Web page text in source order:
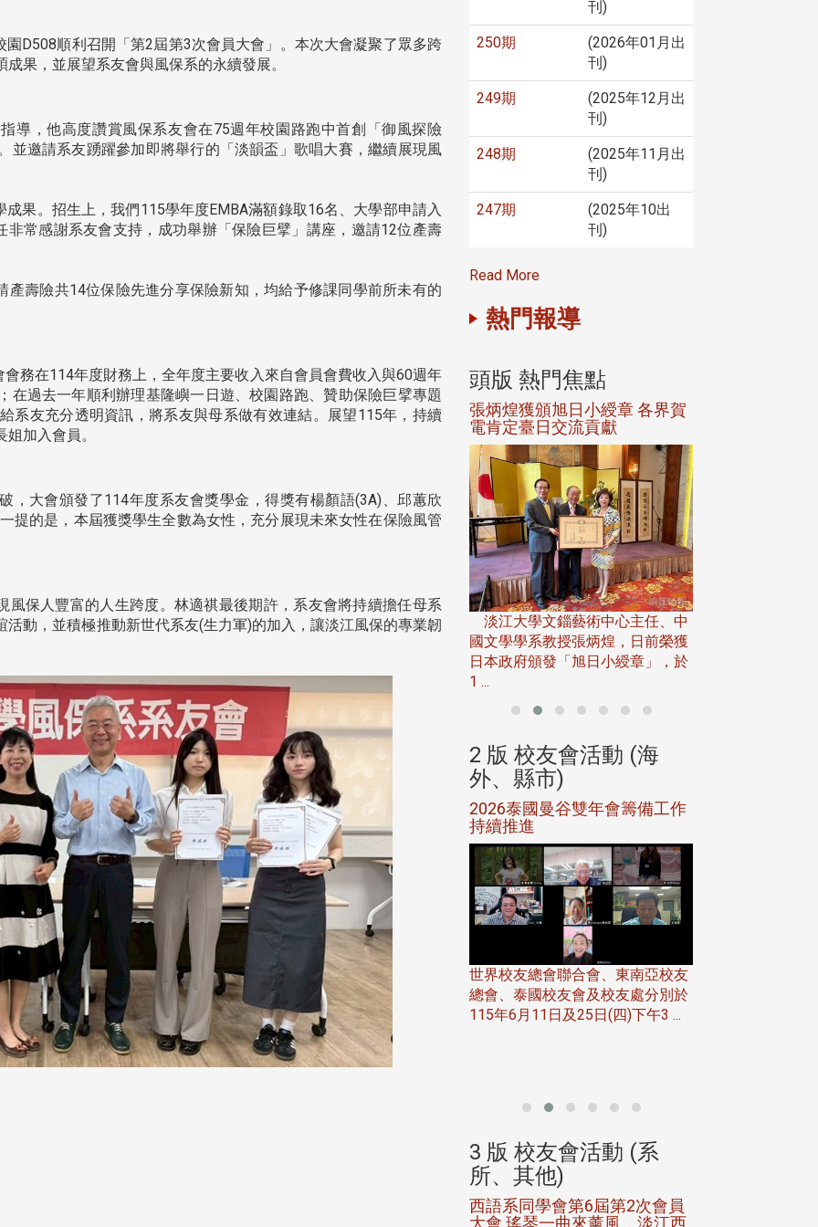
D508順利召開「第2屆第3次會員大會」。本次大會凝聚了眾多跨
果，並展望系友會與風保系的永續發展。
，他高度讚賞風保系友會在75週年校園路跑中首創「御風探險
並邀請系友踴躍參加即將舉行的「淡韻盃」歌唱大賽，繼續展現風
果。招生上，我們115學年度EMBA滿額錄取16名、大學部申請入
常感謝系友會支持，成功舉辦「保險巨擘」講座，邀請12位產壽
壽險共14位保險先進分享保險新知，均給予修課同學前所未有的
務在114年度財務上，全年度主要收入來自會員會費收入與60週年
在過去一年順利辦理基隆嶼一日遊、校園路跑、贊助保險巨擘專題
系友充分透明資訊，將系友與母系做有效連結。展望115年，持續
加入會員。
大會頒發了114年度系友會獎學金，得獎有楊顏語(3A)、邱蕙欣
提的是，本屆獲獎學生全數為女性，充分展現未來女性在保險風管
保人豐富的人生跨度。林適祺最後期許，系友會將持續擔任母系
動，並積極推動新世代系友(生力軍)的加入，讓淡江風保的專業韌
刊)
250期
(2026年01月出
刊)
249期
(2025年12月出
刊)
248期
(2025年11月出
刊)
247期
(2025年10出
刊)
Read More
熱門報導
頭版 熱門焦點
校友處新任執行長武士戎上
任 攜手校友共創淡江新里程
淡江大學於115年7月30日(四)舉
辦布達暨單位主管交接典禮。115
頭版 熱門焦點
淡江大學董事會議改選案報部
聘任許輝煌為校長 新聘范巽綠
24日(三)下午5時 ...
頭版 熱門焦點
張炳煌獲頒旭日小綬章 各界賀
電肯定臺日交流貢獻
淡江大學文錙藝術中心主任、中
國文學學系教授張炳煌，日前榮獲
日本政府頒發「旭日小綬章」，於
1 ...
2 版 校友會活動 (海
外、縣市)
台中市校友會拜會盧秀燕市
長 校友交流智慧治理凝聚向
心力
台中市校友會於115年6月24日
(三)舉辦拜會台中市政府活動。參
訪團由母校戰略所所長李大中、 ...
2 版 校友會活動 (海
外、縣市)
南加州校友會召開115年年中
理事會議 許宗由當選116年
會長 並獲授權承辦下屆世界
校友雙年會
南加州校友會於115年6月27日(日)
在美國洛杉磯華僑文教服務中心
（洛僑文化中心）會議室召開115
...
2 版 校友會活動 (海
外、縣市)
2026泰國曼谷雙年會籌備工作
持續推進
世界校友總會聯合會、東南亞校友
總會、泰國校友會及校友處分別於
115年6月11日及25日(四)下午3 ...
3 版 校友會活動 (系
所、其他)
西語系同學會第6屆第2次會員
大會 瑤琴一曲來薰風，淡江西